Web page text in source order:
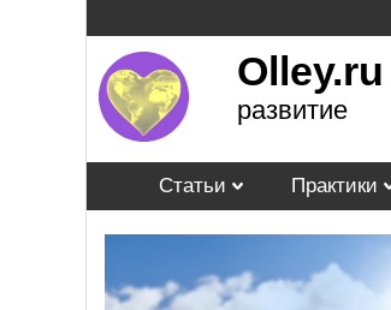
Olley.ru
развитие
Статьи Практики